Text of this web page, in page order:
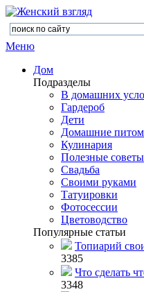
Меню
Дом
Подразделы
В домашних
Гардероб
Дети
Домашние
Кулинария
Полезные советы
Свадьба
Своими руками
Татуировки
Фотосессии
Цветоводство
Популярные статьи
Топиарий
3385
Что сделать
3348